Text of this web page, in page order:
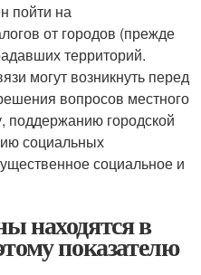
пойти на
от городов (прежде
территорий.
могут возникнуть перед
вопросов местного
поддержанию городской
социальных
социальное и
находятся в
показателю